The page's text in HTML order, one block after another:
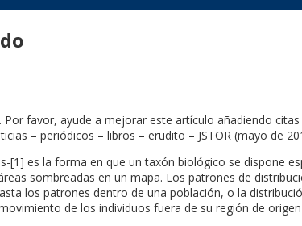
favor, ayude a mejorar este artículo añadiendo
– periódicos – libros – erudito – JSTOR (mayo de
[1] es la forma en que un taxón biológico se dispone
sombreadas en un mapa. Los patrones de
los patrones dentro de una población, o la
de los individuos fuera de su región de